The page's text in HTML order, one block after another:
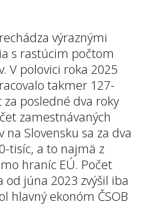
výraznými
s rastúcim počtom
V polovici roka 2025
takmer 127-
posledné dva roky
zamestnávaných
Slovensku sa za dva
tisíc, a to najmä z
hraníc EÚ. Počet
od júna 2023 zvýšil iba
hlavný ekonóm ČSOB